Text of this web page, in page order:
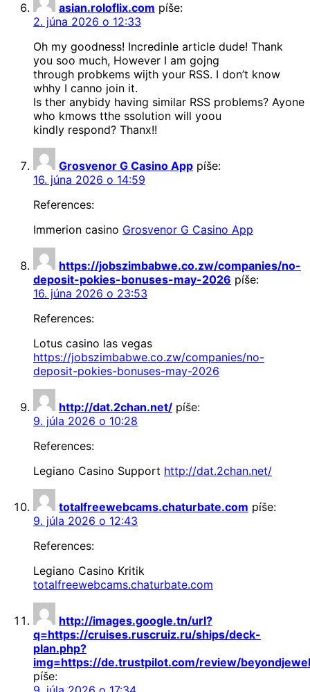
asian.roloflix.com píše:
2. júna 2026 o 12:33
Oh my goodness! Incredinle article dude! Thank
you soo much, However I am gojng
through probkems wijth your RSS. I don’t know
whhy I canno join it.
Is ther anybidy having similar RSS problems? Ayone
who kmows tthe ssolution will yoou
kindly respond? Thanx!!
Grosvenor G Casino App píše:
16. júna 2026 o 14:59
References:
Immerion casino Grosvenor G Casino App
https://jobszimbabwe.co.zw/companies/no-
deposit-pokies-bonuses-may-2026 píše:
16. júna 2026 o 23:53
References:
Lotus casino las vegas
https://jobszimbabwe.co.zw/companies/no-
deposit-pokies-bonuses-may-2026
http://dat.2chan.net/ píše:
9. júla 2026 o 10:28
References:
Legiano Casino Support http://dat.2chan.net/
totalfreewebcams.chaturbate.com píše:
9. júla 2026 o 12:43
References:
Legiano Casino Kritik
totalfreewebcams.chaturbate.com
http://images.google.tn/url?
q=https://cruises.ruscruiz.ru/ships/deck-
plan.php?
img=https://de.trustpilot.com/review/
píše: